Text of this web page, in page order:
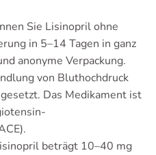
Sie Lisinopril ohne
in 5–14 Tagen in ganz
anonyme Verpackung.
von Bluthochdruck
Das Medikament ist
beträgt 10–40 mg